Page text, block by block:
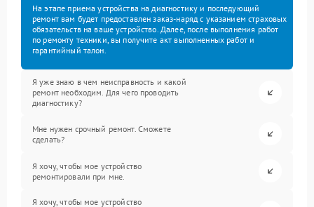
На этапе приема устройства на диагностику и последующий
ремонт вам будет предоставлен заказ-наряд с указанием страховых
обязательств на ваше устройство. Далее, после выполнения работ
по ремонту техники, вы получите акт выполненных работ и
гарантийный талон.
Я уже знаю в чем неисправность и какой
ремонт необходим. Для чего проводить
диагностику?
Мне нужен срочный ремонт. Сможете
сделать?
Я хочу, чтобы мое устройство
ремонтировали при мне.
Я хочу, чтобы мое устройство